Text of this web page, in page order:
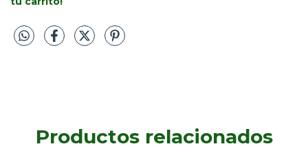
Productos relacionados